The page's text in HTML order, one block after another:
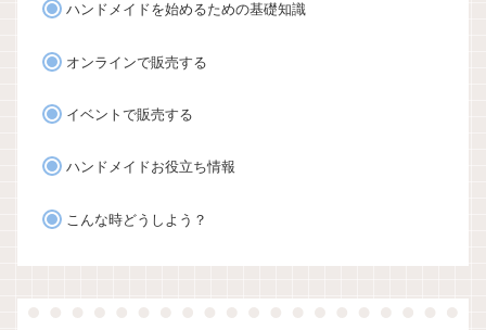
ハンドメイドを始めるための基礎知識
オンラインで販売する
イベントで販売する
ハンドメイドお役立ち情報
こんな時どうしよう？